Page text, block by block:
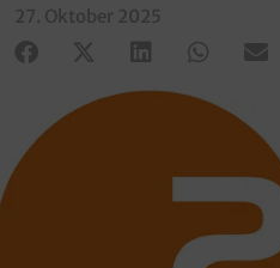
27. Oktober 2025